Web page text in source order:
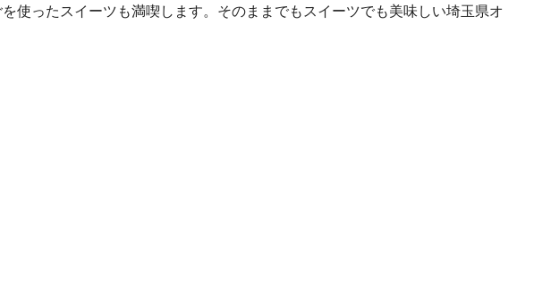
使ったスイーツも満喫します。そのままでもスイーツでも美味しい埼玉県オ